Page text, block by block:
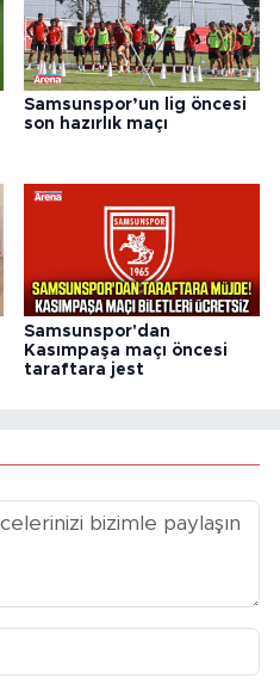
Samsunspor’un lig öncesi
son hazırlık maçı
Samsunspor'dan
Kasımpaşa maçı öncesi
taraftara jest